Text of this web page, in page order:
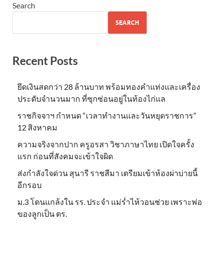
Search
SEARCH
Recent Posts
ยึดเงินสดกว่า 28 ล้านบาท พร้อมทองคำแท่งและเครื่อง
ประดับจำนวนมาก ที่ซุกซ่อนอยู่ในท้องไก่แล
ราชกิจจาฯ กำหนด “เวลาทำงานและวันหยุดราชการ”
12 สิงหาคม
ความจริงจากปาก ครูอรสา วิชาภาษาไทย เปิดใจครั้ง
แรก ก่อนที่สังคมจะเข้าใจผิด
ส่งกำลังใจด่วน สุนารี ราชสีมา เตรียมเข้าห้องผ่าบ่ายนี้
อีกรอบ
ม.3 โดนแกล้งใน รร. ประจำ แม่ร่ำไห้วอนช่วย เพราะพ่อ
ของลูกเป็น ตร.